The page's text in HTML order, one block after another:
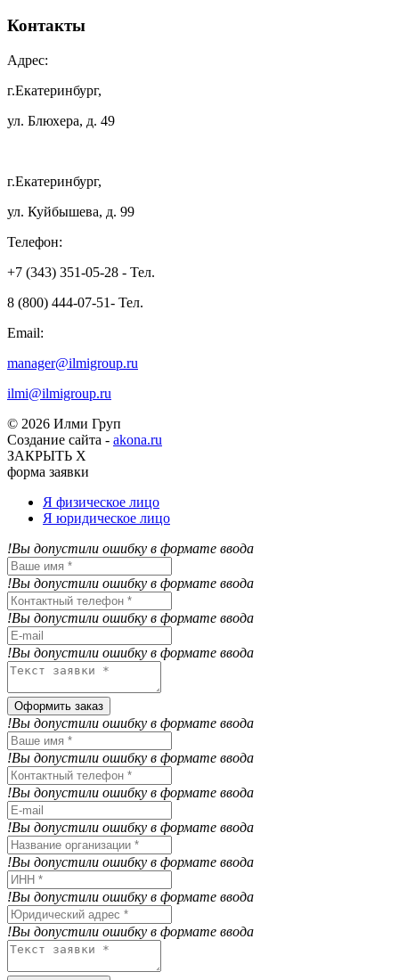
Контакты
Адрес:
г.Екатеринбург,
ул. Блюхера, д. 49
г.Екатеринбург,
ул. Куйбышева, д. 99
Телефон:
+7 (343) 351-05-28 - Тел.
8 (800) 444-07-51- Тел.
Email:
manager@ilmigroup.ru
ilmi@ilmigroup.ru
© 2026 Илми Груп
Создание сайта - akona.ru
ЗАКРЫТЬ Х
форма заявки
Я физическое лицо
Я юридическое лицо
!Вы допустили ошибку в формате ввода
!Вы допустили ошибку в формате ввода
!Вы допустили ошибку в формате ввода
!Вы допустили ошибку в формате ввода
Оформить заказ
!Вы допустили ошибку в формате ввода
!Вы допустили ошибку в формате ввода
!Вы допустили ошибку в формате ввода
!Вы допустили ошибку в формате ввода
!Вы допустили ошибку в формате ввода
!Вы допустили ошибку в формате ввода
!Вы допустили ошибку в формате ввода